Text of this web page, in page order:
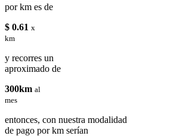
por km es de
$ 0.61 x
km
y recorres un
aproximado de
300km al
mes
entonces, con nuestra modalidad
de pago por km serían